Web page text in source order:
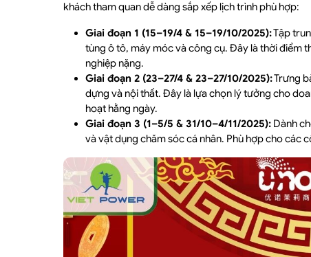
khách tham quan dễ dàng sắp xếp lịch trình phù hợp:
Giai đoạn 1 (15–19/4 & 15–19/10/2025):Tập
tùng ô tô, máy móc và công cụ. Đây là thời điểm
nghiệp nặng.
Giai đoạn 2 (23–27/4 & 23–27/10/2025):Trưng
dựng và nội thất. Đây là lựa chọn lý tưởng cho
hoạt hằng ngày.
Giai đoạn 3 (1–5/5 & 31/10–4/11/2025): Dành
và vật dụng chăm sóc cá nhân. Phù hợp cho các